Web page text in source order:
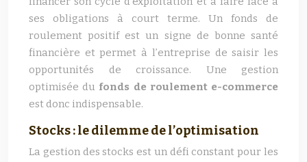
ses obligations à court terme. Un fonds de
roulement positif est un signe de bonne santé
financière et permet à l’entreprise de saisir les
opportunités de croissance. Une gestion
optimisée du fonds de roulement e-commerce
est donc indispensable.
Stocks : le dilemme de l’optimisation
La gestion des stocks est un défi constant pour les